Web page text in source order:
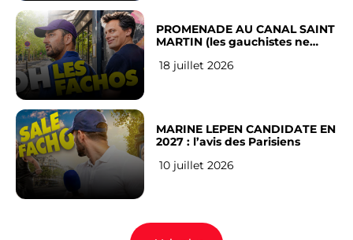
PROMENADE AU CANAL SAINT
MARTIN (les gauchistes ne
18 juillet 2026
MARINE LEPEN CANDIDATE EN
2027 : l’avis des Parisiens
10 juillet 2026